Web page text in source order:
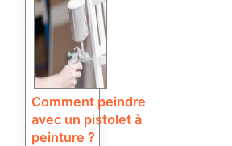
Comment peindre
avec un pistolet à
peinture ?